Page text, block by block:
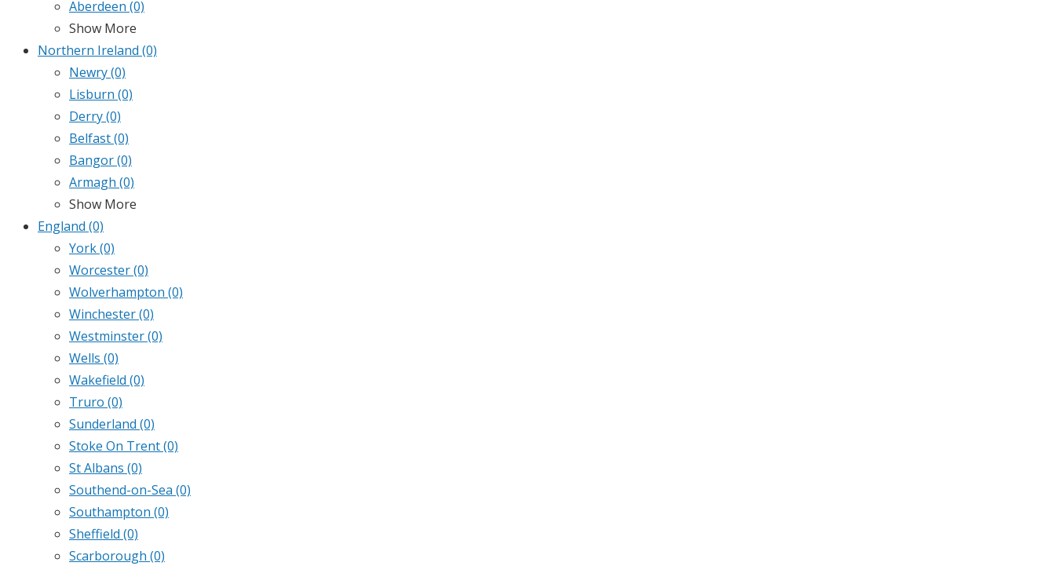
Aberdeen (0)
Show More
Northern Ireland (0)
Newry(0)
Lisburn (0)
Derry(0)
Belfast(0)
Bangor(0)
Armagh (0)
Show More
England (0)
York(0)
Worcester(0)
Wolverhampton (0)
Winchester(0)
Westminster(0)
Wells (0)
Wakefield (0)
Truro (0)
Sunderland (0)
Stoke On Trent(0)
St Albans (0)
Southend-on-Sea (0)
Southampton (0)
Sheffield (0)
Scarborough (0)